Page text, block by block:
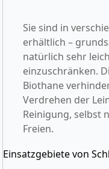
Sie sind in
erhältlich –
natürlich sehr
einzuschränken.
Biothane
Verdrehen der
Reinigung, selbst
Freien.
Einsatzgebiete von